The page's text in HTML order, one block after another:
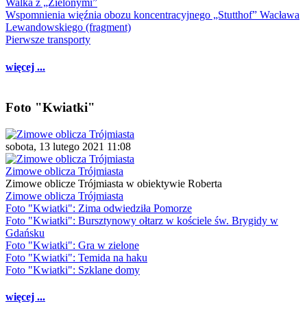
Walka z „Zielonymi”
Wspomnienia więźnia obozu koncentracyjnego „Stutthof” Wacława
Lewandowskiego (fragment)
Pierwsze transporty
więcej ...
Foto "Kwiatki"
sobota, 13 lutego 2021 11:08
Zimowe oblicza Trójmiasta
Zimowe oblicze Trójmiasta w obiektywie Roberta
Zimowe oblicza Trójmiasta
Foto "Kwiatki": Zima odwiedziła Pomorze
Foto "Kwiatki": Bursztynowy ołtarz w kościele św. Brygidy w
Gdańsku
Foto "Kwiatki": Gra w zielone
Foto "Kwiatki": Temida na haku
Foto "Kwiatki": Szklane domy
więcej ...